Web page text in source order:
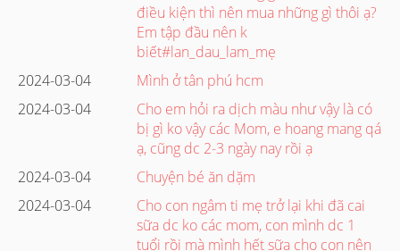
điều kiện thì nên mua những gì thôi ạ?
Em tập đầu nên k
biết#lan_dau_lam_mẹ
2024-03-04
Mình ở tân phú hcm
2024-03-04
Cho em hỏi ra dịch màu như vậy là có
bị gì ko vậy các Mom, e hoang mang qá
ạ, cũng dc 2-3 ngày nay rồi ạ
2024-03-04
Chuyện bé ăn dặm
2024-03-04
Cho con ngâm ti mẹ trở lại khi đã cai
sữa dc ko các mom, con mình dc 1
tuổi rồi mà mình hết sữa cho con nên